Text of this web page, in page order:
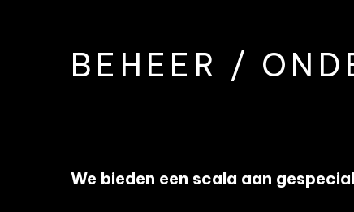
BEHEER /
We bieden een scala aan